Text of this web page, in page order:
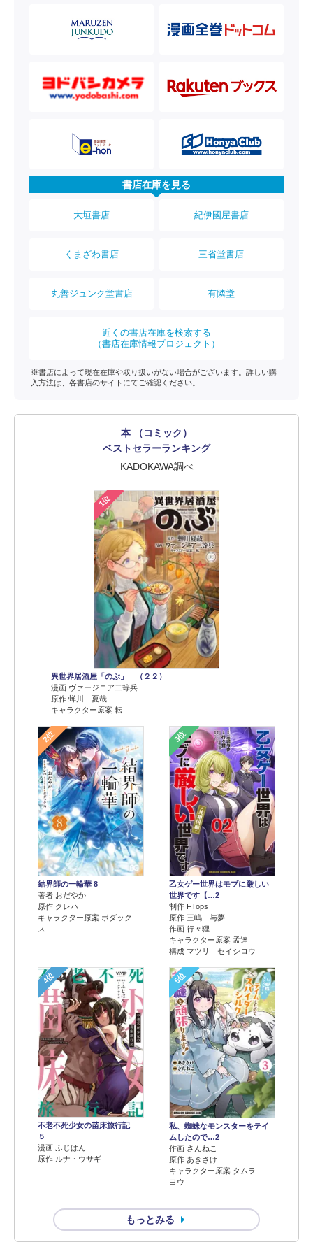
書店在庫を見る
大垣書店 紀伊國屋書店
くまざわ書店 三省堂書店
丸善ジュンク堂書店 有隣堂
近くの書店在庫を検索する
（書店在庫情報プロジェクト）
※書店によって現在在庫や取り扱いがない場合がございます。詳しい購
入方法は、各書店のサイトにてご確認ください。
本 （コミック）
ベストセラーランキング
KADOKAWA調べ
1位
異世界居酒屋「のぶ」 （２２）
漫画 ヴァージニア二等兵
原作 蝉川 夏哉
キャラクター原案 転
2位
結界師の一輪華 8
著者 おだやか
原作 クレハ
キャラクター原案 ボダック
ス
3位
乙女ゲー世界はモブに厳しい
世界です【…2
制作 FTops
原作 三嶋 与夢
作画 行々狸
キャラクター原案 孟達
構成 マツリ セイシロウ
4位
不老不死少女の苗床旅行記
５
漫画 ふじはん
原作 ルナ・ウサギ
5位
私、蜘蛛なモンスターをテイ
ムしたので…2
作画 さんねこ
原作 あきさけ
キャラクター原案 タムラ
ヨウ
もっとみる